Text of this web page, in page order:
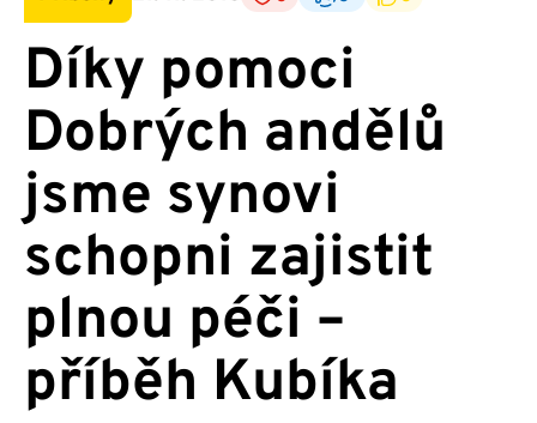
Díky pomoci
Dobrých andělů
jsme synovi
schopni zajistit
plnou péči –
příběh Kubíka